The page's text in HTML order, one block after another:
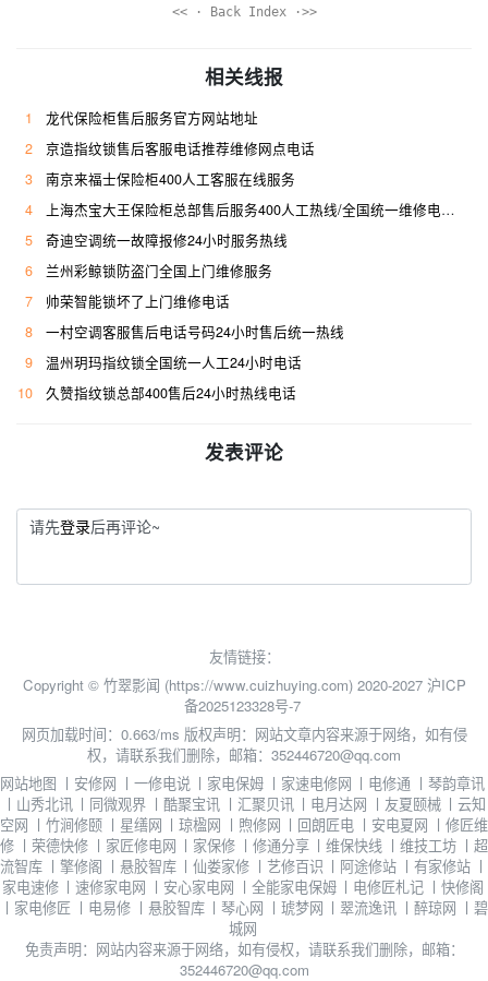
<< · Back Index ·>>
相关线报
1
龙代保险柜售后服务官方网站地址
2
京造指纹锁售后客服电话推荐维修网点电话
3
南京来福士保险柜400人工客服在线服务
4
上海杰宝大王保险柜总部售后服务400人工热线/全国统一维修电话是多少
5
奇迪空调统一故障报修24小时服务热线
6
兰州彩鲸锁防盗门全国上门维修服务
7
帅荣智能锁坏了上门维修电话
8
一村空调客服售后电话号码24小时售后统一热线
9
温州玥玛指纹锁全国统一人工24小时电话
10
久赞指纹锁总部400售后24小时热线电话
发表评论
请先登录后再评论~
友情链接：
Copyright © 竹翠影闻 (https://www.cuizhuying.com) 2020-2027 沪ICP
备2025123328号-7
网页加载时间：0.663/ms 版权声明：网站文章内容来源于网络，如有侵
权，请联系我们删除，邮箱：352446720@qq.com
网站地图 丨 安修网 丨 一修电说 丨 家电保姆 丨 家速电修网 丨 电修通 丨琴韵章讯
丨 山秀北讯 丨 同微观界 丨 酷聚宝讯 丨 汇聚贝讯 丨 电月达网 丨 友夏颐械 丨云知
空网 丨 竹涧修颐 丨 星缮网 丨琼楹网 丨 煦修网 丨 回朗匠电 丨 安电夏网 丨 修匠维
修 丨 荣德快修 丨 家匠修电网 丨 家保修 丨 修通分享 丨维保快线 丨维技工坊 丨 超
流智库 丨 擎修阁 丨 悬胶智库 丨仙娄家修 丨 艺修百识 丨 阿途修站 丨 有家修站 丨
家电速修 丨 速修家电网 丨 安心家电网 丨 全能家电保姆 丨 电修匠札记 丨 快修阁
丨 家电修匠 丨 电易修 丨 悬胶智库 丨琴心网 丨 琥梦网 丨翠流逸讯 丨醉琼网 丨 碧
城网
免责声明：网站内容来源于网络，如有侵权，请联系我们删除，邮箱：
352446720@qq.com